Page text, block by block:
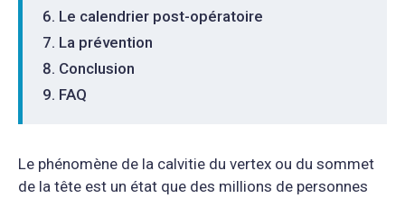
Le calendrier post-opératoire
La prévention
Conclusion
FAQ
Le phénomène de la calvitie du vertex ou du sommet
de la tête est un état que des millions de personnes